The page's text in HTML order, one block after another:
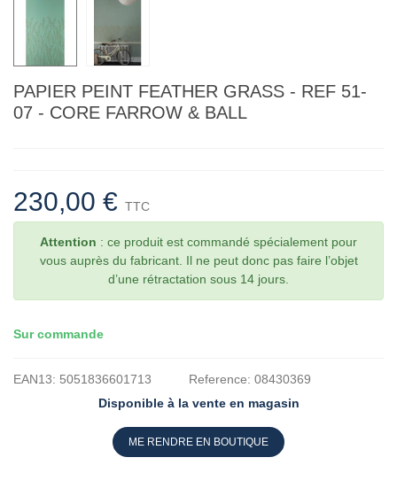
PAPIER PEINT FEATHER GRASS - REF 51-
07 - CORE FARROW & BALL
230,00 € TTC
Attention : ce produit est commandé spécialement pour
vous auprès du fabricant. Il ne peut donc pas faire l’objet
d’une rétractation sous 14 jours.
Sur commande
EAN13: 5051836601713 Reference: 08430369
Disponible à la vente en magasin
ME RENDRE EN BOUTIQUE